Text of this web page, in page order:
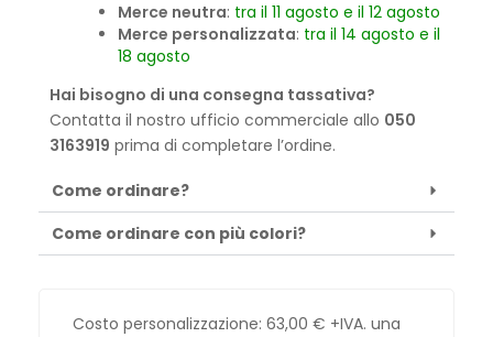
Merce neutra: tra il 11 agosto e il 12 agosto
Merce personalizzata: tra il 14 agosto e il
18 agosto
Hai bisogno di una consegna tassativa?
Contatta il nostro ufficio commerciale allo 050
3163919 prima di completare l’ordine.
Come ordinare?
Come ordinare con più colori?
Costo personalizzazione: 63,00 € +IVA. una